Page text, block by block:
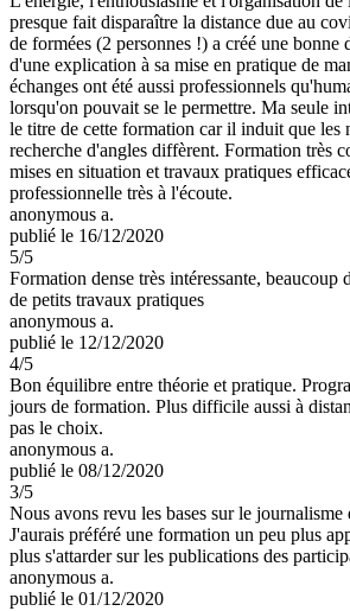
presque fait disparaître la distance due au
de formées (2 personnes !) a créé une bonne
d'une explication à sa mise en pratique de
échanges ont été aussi professionnels
lorsqu'on pouvait se le permettre. Ma seule
le titre de cette formation car il induit que les
recherche d'angles diffèrent. Formation très
mises en situation et travaux pratiques
professionnelle très à l'écoute.
anonymous a.
publié le 16/12/2020
5/5
Formation dense très intéressante, beaucoup
de petits travaux pratiques
anonymous a.
publié le 12/12/2020
4/5
Bon équilibre entre théorie et pratique.
jours de formation. Plus difficile aussi à
pas le choix.
anonymous a.
publié le 08/12/2020
3/5
Nous avons revu les bases sur le journalisme
J'aurais préféré une formation un peu plus
plus s'attarder sur les publications des
anonymous a.
publié le 01/12/2020